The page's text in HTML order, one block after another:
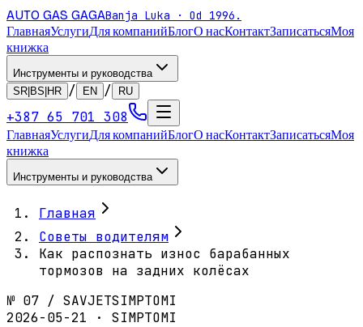
AUTO GAS GAGABanja Luka · Od 1996.
ГлавнаяУслугиДля компанийБлогО насКонтактЗаписатьсяМоя
книжка
Инструменты и руководства
SR|BS|HR
/ EN / RU
+387 65 701 308
ГлавнаяУслугиДля компанийБлогО насКонтактЗаписатьсяМоя
книжка
Инструменты и руководства
Главная
Советы водителям
Как распознать износ барабанных
тормозов на задних колёсах
№ 07 / SAVJETSIMPTOMI
2026-05-21 · SIMPTOMI